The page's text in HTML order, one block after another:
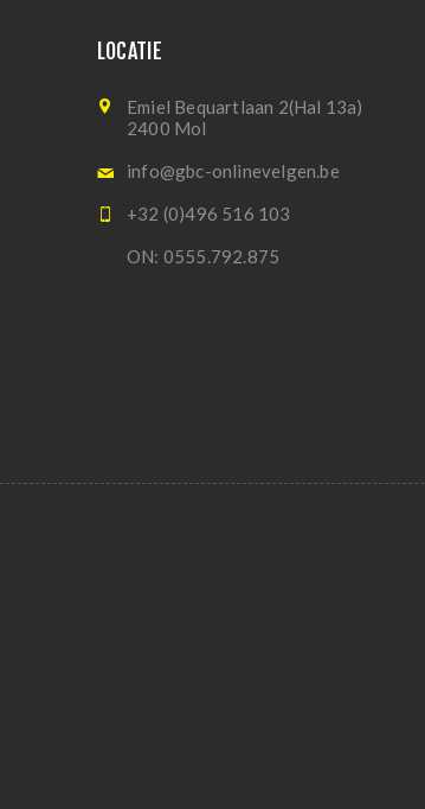
LOCATIE
Emiel Bequartlaan 2(Hal 13a)
2400 Mol
info@gbc-onlinevelgen.be
+32 (0)496 516 103
ON: 0555.792.875